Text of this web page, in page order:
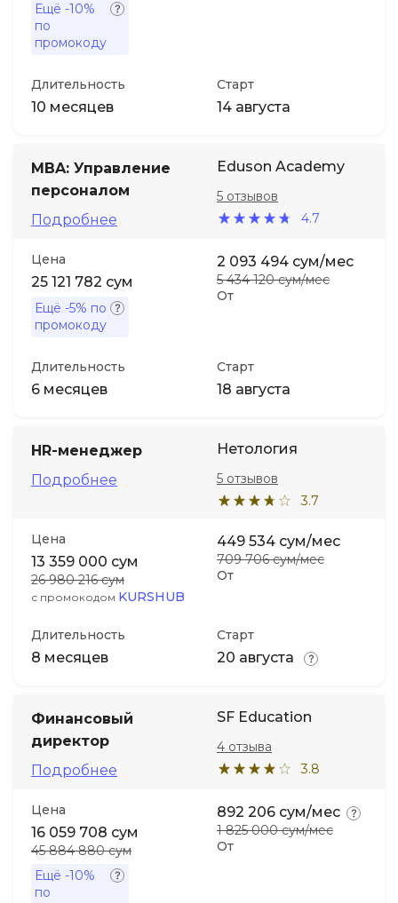
Ещё -10%
по
промокоду
Длительность
10 месяцев
Старт
14 августа
MBA: Управление
персоналом
Подробнее
Eduson Academy
4.7
5 отзывов
Цена
25 121 782 сум
Ещё -5% по
промокоду
От
2 093 494 сум/мес
5 434 120 сум/мес
Длительность
6 месяцев
Старт
18 августа
HR-менеджер
Подробнее
Нетология
3.7
5 отзывов
Цена
13 359 000 сум
26 980 216 сум
с промокодом KURSHUB
От
449 534 сум/мес
709 706 сум/мес
Длительность
8 месяцев
Старт
20 августа
Финансовый
директор
Подробнее
SF Education
3.8
4 отзыва
Цена
16 059 708 сум
45 884 880 сум
Ещё -10%
по
От
892 206 сум/мес
1 825 000 сум/мес